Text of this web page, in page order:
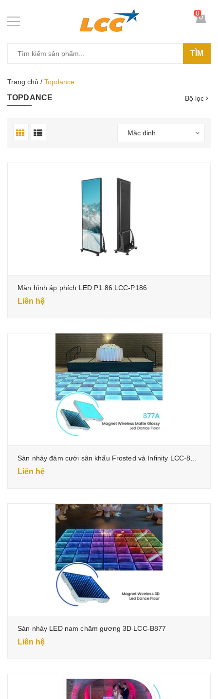
TÌM
0
Trang chủ / Topdance
TOPDANCE Bộ lọc
Mặc định
Màn hình áp phích LED P1.86 LCC-P186
Liên hệ
Liên hệ
Sàn nhảy LED nam châm gương 3D LCC-B877
Liên hệ